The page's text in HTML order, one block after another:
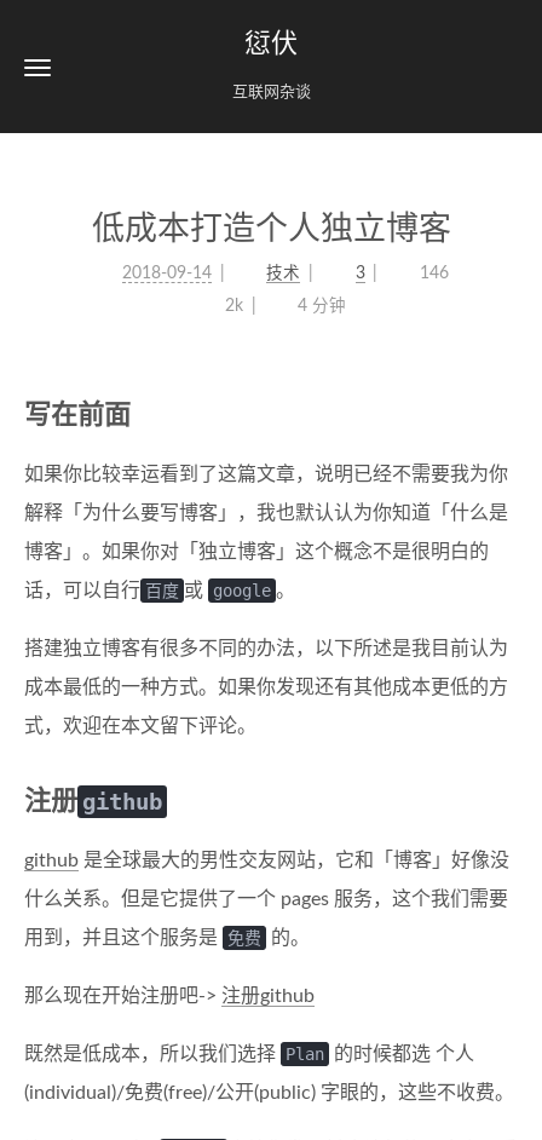
愆伏
互联网杂谈
低成本打造个人独立博客
2018-09-14 技术 3
146
2k
4 分钟
写在前面
如果你比较幸运看到了这篇文章，说明已经不需要我为你
解释「为什么要写博客」，我也默认认为你知道「什么是
博客」。如果你对「独立博客」这个概念不是很明白的
话，可以自行 百度 或 google 。
搭建独立博客有很多不同的办法，以下所述是我目前认为
成本最低的一种方式。如果你发现还有其他成本更低的方
式，欢迎在本文留下评论。
注册 github
github 是全球最大的男性交友网站，它和「博客」好像没
什么关系。但是它提供了一个 pages 服务，这个我们需要
用到，并且这个服务是
免费 的。
那么现在开始注册吧-> 注册github
既然是低成本，所以我们选择 Plan
的时候都选 个人
(individual)/免费(free)/公开(public) 字眼的，这些不收费。